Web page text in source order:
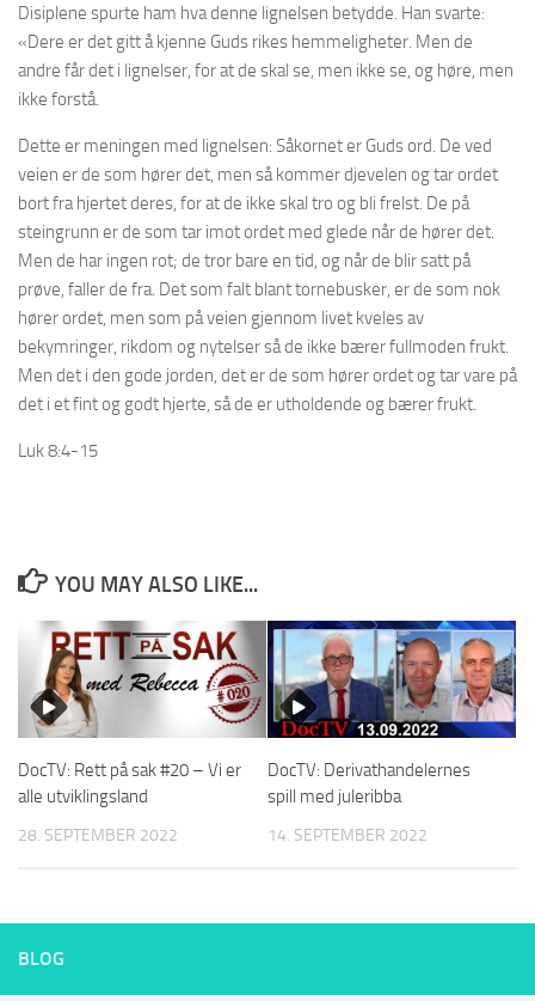
Disiplene spurte ham hva denne lignelsen betydde. Han svarte:
«Dere er det gitt å kjenne Guds rikes hemmeligheter. Men de
andre får det i lignelser, for at de skal se, men ikke se, og høre, men
ikke forstå.
Dette er meningen med lignelsen: Såkornet er Guds ord. De ved
veien er de som hører det, men så kommer djevelen og tar ordet
bort fra hjertet deres, for at de ikke skal tro og bli frelst. De på
steingrunn er de som tar imot ordet med glede når de hører det.
Men de har ingen rot; de tror bare en tid, og når de blir satt på
prøve, faller de fra. Det som falt blant tornebusker, er de som nok
hører ordet, men som på veien gjennom livet kveles av
bekymringer, rikdom og nytelser så de ikke bærer fullmoden frukt.
Men det i den gode jorden, det er de som hører ordet og tar vare på
det i et fint og godt hjerte, så de er utholdende og bærer frukt.
Luk 8:4-15
YOU MAY ALSO LIKE...
DocTV: Rett på sak #20 – Vi er
alle utviklingsland
28. SEPTEMBER 2022
DocTV: Derivathandelernes
spill med juleribba
14. SEPTEMBER 2022
BLOG